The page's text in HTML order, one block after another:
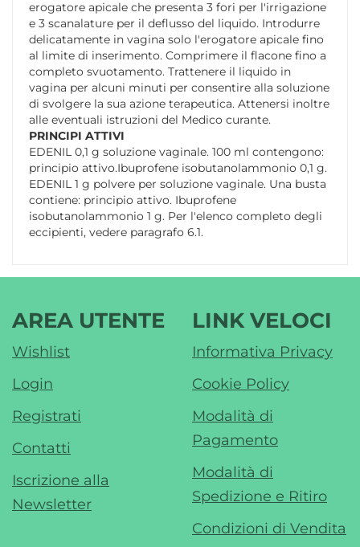
erogatore apicale che presenta 3 fori per l'irrigazione
e 3 scanalature per il deflusso del liquido. Introdurre
delicatamente in vagina solo l'erogatore apicale fino
al limite di inserimento. Comprimere il flacone fino a
completo svuotamento. Trattenere il liquido in
vagina per alcuni minuti per consentire alla soluzione
di svolgere la sua azione terapeutica. Attenersi inoltre
alle eventuali istruzioni del Medico curante.
PRINCIPI ATTIVI
EDENIL 0,1 g soluzione vaginale. 100 ml contengono:
principio attivo.Ibuprofene isobutanolammonio 0,1 g.
EDENIL 1 g polvere per soluzione vaginale. Una busta
contiene: principio attivo. Ibuprofene
isobutanolammonio 1 g. Per l'elenco completo degli
eccipienti, vedere paragrafo 6.1.
AREA UTENTE
Wishlist
Login
Registrati
Contatti
Iscrizione alla
Newsletter
LINK VELOCI
Informativa Privacy
Cookie Policy
Modalità di
Pagamento
Modalità di
Spedizione e Ritiro
Condizioni di Vendita